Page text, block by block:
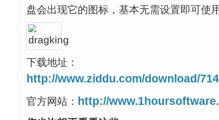
盘会出现它的图标，基本无需设置即可使
下载地址：
http://www.ziddu.com/download/
官方网站： http://